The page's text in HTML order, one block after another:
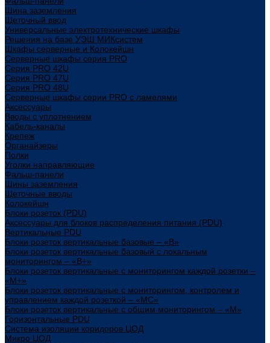
Шина заземления
Щеточный ввод
Универсальные электротехнические шкафы
Решения на базе УЭШ МИКсистем
Шкафы серверные и Колокейшн
Серверные шкафы серия PRO
Серия PRO 42U
Серия PRO 47U
Серия PRO 48U
Серверные шкафы серии PRO с ламелями
Аксессуары
Вводы с уплотнением
Кабель-каналы
Крепеж
Органайзеры
Полки
Уголки направляющие
Фальш-панели
Шины заземления
Щеточные вводы
Колокейшн
Блоки розеток (PDU)
Аксессуары для блоков распределения питания (PDU)
Вертикальные PDU
Блоки розеток вертикальные базовые – «В»
Блоки розеток вертикальные базовый с локальным
мониторингом – «В+»
Блоки розеток вертикальные с мониторингом каждой розетки –
«М+»
Блоки розеток вертикальные с мониторингом, контролем и
управлением каждой розеткой – «МС»
Блоки розеток вертикальные с общим мониторингом – «М»
Горизонтальные PDU
Система изоляции коридоров ЦОД
Микро ЦОД